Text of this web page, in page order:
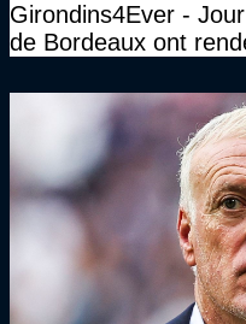
Girondins4Ever -
de Bordeaux ont